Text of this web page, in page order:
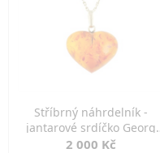
Stříbrný náhrdelník -
jantarové srdíčko Georg
Kramer
2 000 Kč